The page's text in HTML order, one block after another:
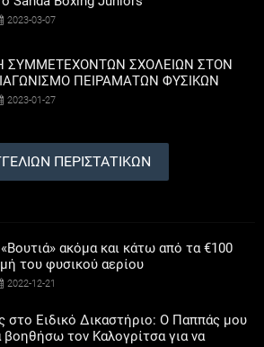
2023-03-07
ΣΥΜΜΕΤΕΧΟΝΤΩΝ ΣΧΟΛΕΙΩΝ ΣΤΟΝ
ΠΕΙΡΑΜΑΤΩΝ ΦΥΣΙΚΩΝ
2023-01-27
ΠΕΡΙΣΤΑΤΙΚΩΝ
«Βουτιά» ακόμα και κάτω από τα €100
του φυσικού αερίου
2022-12-21
στο Ειδικό Δικαστήριο: Ο Παππάς μου
βοηθήσω τον Καλογρίτσα για να